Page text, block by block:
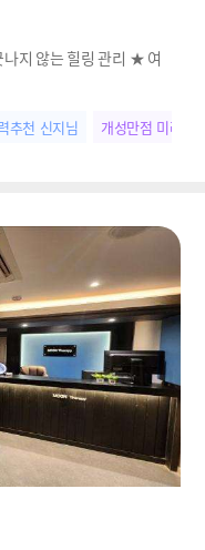
지 않는 힐링 관리 ★ 여
추천 신지님 개성만점 미라님